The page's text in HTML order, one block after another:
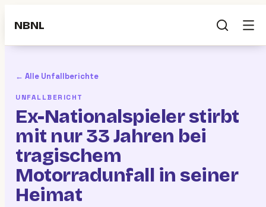
NBNL
← Alle Unfallberichte
UNFALLBERICHT
Ex-Nationalspieler stirbt
mit nur 33 Jahren bei
tragischem
Motorradunfall in seiner
Heimat